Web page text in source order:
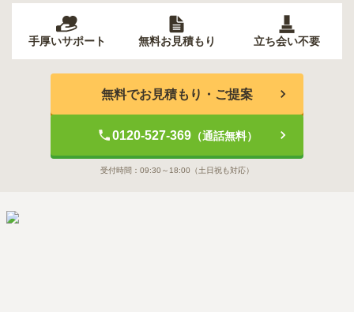
手厚いサポート 無料お見積もり 立ち会い不要
無料でお見積もり・ご提案
0120-527-369（通話無料）
受付時間： 09:30～18:00 （土日祝も対応）